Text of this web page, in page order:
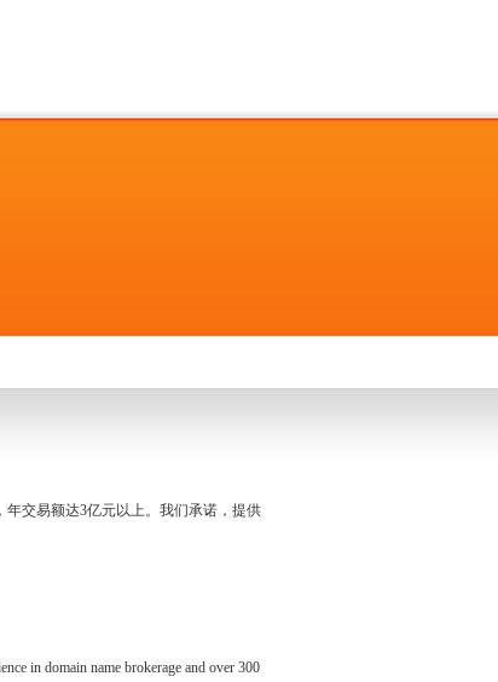
年交易额达3亿元以上。我们承诺，提供
in domain name brokerage and over 300